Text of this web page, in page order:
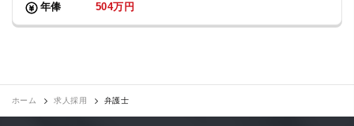
年俸
504万円
ホーム 求人採用 弁護士